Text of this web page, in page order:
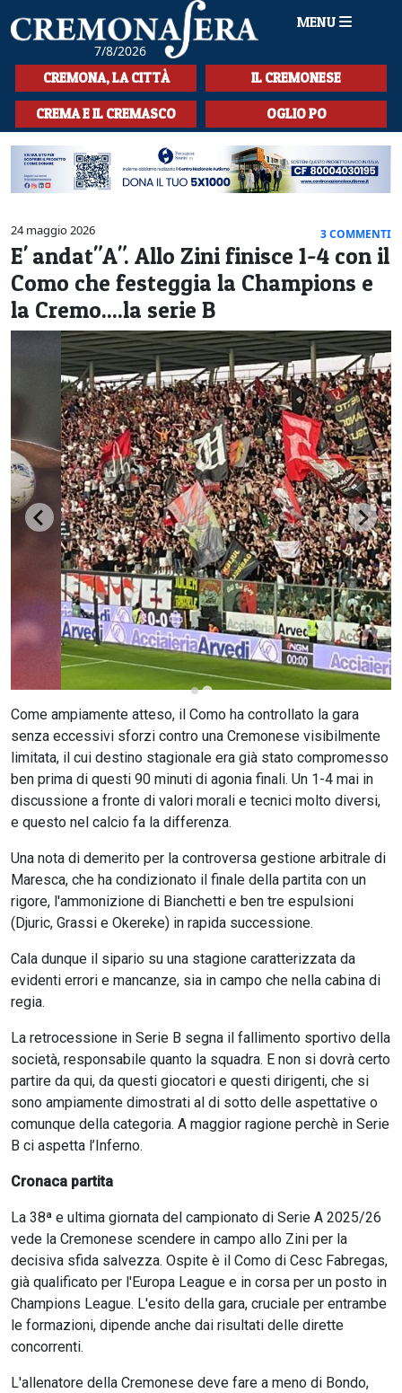
7/8/2026
MENU
HOME
CRONACA
SPORT
LA MUSICA
CULTURA
LA STORIA
SPETTACOLI
L'EDITORIALE
SEZIONI
CERCA
CREMONA, LA CITTÀ IL CREMONESE
CREMA E IL CREMASCO OGLIO PO
24 maggio 2026 3 COMMENTI
E' andat"A". Allo Zini finisce 1-4 con il
Como che festeggia la Champions e
la Cremo....la serie B
Come ampiamente atteso, il Como ha controllato la gara
senza eccessivi sforzi contro una Cremonese visibilmente
limitata, il cui destino stagionale era già stato compromesso
ben prima di questi 90 minuti di agonia finali. Un 1-4 mai in
discussione a fronte di valori morali e tecnici molto diversi,
e questo nel calcio fa la differenza.
Una nota di demerito per la controversa gestione arbitrale di
Maresca, che ha condizionato il finale della partita con un
rigore, l'ammonizione di Bianchetti e ben tre espulsioni
(Djuric, Grassi e Okereke) in rapida successione.
Cala dunque il sipario su una stagione caratterizzata da
evidenti errori e mancanze, sia in campo che nella cabina di
regia.
La retrocessione in Serie B segna il fallimento sportivo della
società, responsabile quanto la squadra. E non si dovrà certo
partire da qui, da questi giocatori e questi dirigenti, che si
sono ampiamente dimostrati al di sotto delle aspettative o
comunque della categoria. A maggior ragione perchè in Serie
B ci aspetta l’Inferno.
Cronaca partita
La 38ª e ultima giornata del campionato di Serie A 2025/26
vede la Cremonese scendere in campo allo Zini per la
decisiva sfida salvezza. Ospite è il Como di Cesc Fabregas,
già qualificato per l'Europa League e in corsa per un posto in
Champions League. L'esito della gara, cruciale per entrambe
le formazioni, dipende anche dai risultati delle dirette
concorrenti.
L'allenatore della Cremonese deve fare a meno di Bondo,